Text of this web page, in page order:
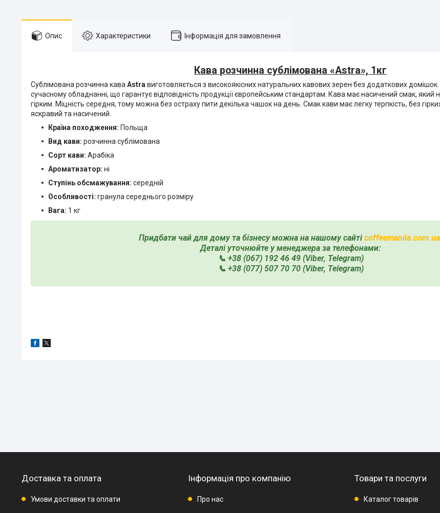
Опис Характеристики Інформація для замовлення
Кава розчинна сублімована «Astra», 1кг
Сублімована розчинна каваAstraвиготовляється з високоякісних натуральних кавових зерен без додаткових
сучасному обладнанні, що гарантує відповідність продукції європейським стандартам. Кава має насичений смак, який
гірким. Міцність середня, тому можна без остраху пити декілька чашок на день. Смак кави має легку терпкість, без
яскравий та насичений.
Країна походження: Польща
Вид кави: розчинна сублімована
Сорт кави: Арабіка
Ароматизатор: ні
Ступінь обсмажування: середній
Особливості: гранула середнього розміру
Вага: 1 кг
Придбати чай для дому та бізнесу можна на нашому сайтіcoffeemaniia.com.ua
Деталі уточнюйте у менеджера за телефонами:
📞 +38 (067) 192 46 49 (Viber, Telegram)
📞 +38 (077) 507 70 70 (Viber, Telegram)
Доставка та оплата
Умови доставки та оплати
Інформація про компанію
Про нас
Товари та послуги
Каталог товарів